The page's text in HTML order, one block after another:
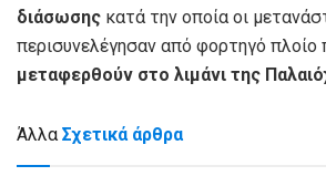
διάσωσης κατά την οποία οι
περισυνελέγησαν από φορτηγό πλοίο
μεταφερθούν στο λιμάνι της
Άλλα Σχετικά άρθρα